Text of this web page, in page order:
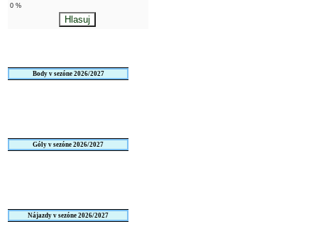
0 %
Body v sezóne 2026/2027
Góly v sezóne 2026/2027
Nájazdy v sezóne 2026/2027